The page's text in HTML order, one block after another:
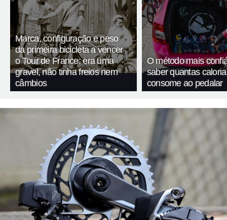
Marca, configuração e peso
da primeira bicicleta a vencer
o Tour de France: era uma
gravel, não tinha freios nem
câmbios
O método mais
saber quantas
consome ao pedalar